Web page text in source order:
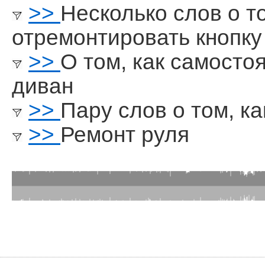
>> Несколько слов о
отремонтировать
>> О том, как
диван
>> Пару слов о том,
>> Ремонт руля